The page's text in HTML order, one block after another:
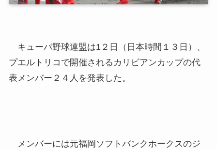
キューバ野球連盟は1２日（日本時間１３日）、
プエルトリコで開催されるカリビアンカップの代
表メンバー２４人を発表した。
メンバーには元福岡ソフトバンクホークスのジ